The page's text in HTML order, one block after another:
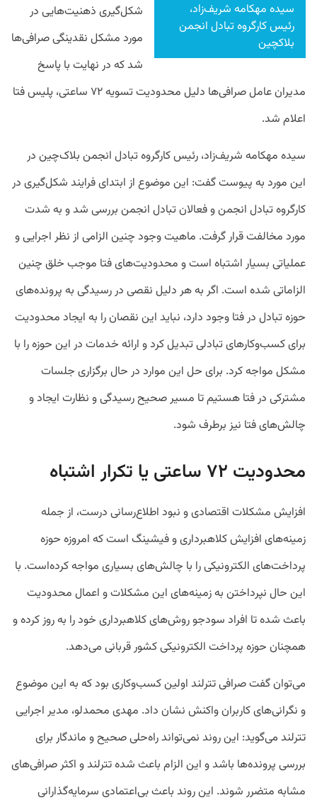
سیده مهکامه شریف‌زاد،
رئیس کارگروه تبادل انجمن
بلاکچین
شکل‌گیری ذهنیت‌هایی در
مورد مشکل نقدینگی صرافی‌ها
شد که در نهایت با پاسخ
مدیران عامل صرافی‌ها دلیل محدودیت تسویه ۷۲ ساعتی، پلیس فتا
اعلام شد.
سیده مهکامه شریف‌زاد، رئیس کارگروه تبادل انجمن بلاک‌چین در
این مورد به پیوست گفت: این موضوع از ابتدای فرایند شکل‌گیری در
کارگروه تبادل انجمن و فعالان تبادل انجمن بررسی شد و به شدت
مورد مخالفت قرار گرفت. ماهیت وجود چنین الزامی از نظر اجرایی و
عملیاتی بسیار اشتباه است و محدودیت‌های فتا موجب خلق چنین
الزاماتی شده است. اگر به هر دلیل نقصی در رسیدگی به پرونده‌های
حوزه تبادل در فتا وجود دارد، نباید این نقصان را به ایجاد محدودیت
برای کسب‌وکارهای تبادلی تبدیل کرد و ارائه خدمات در این حوزه را با
مشکل مواجه کرد. برای حل این موارد در حال برگزاری جلسات
مشترکی در فتا هستیم تا مسیر صحیح رسیدگی و نظارت ایجاد و
چالش‌های فتا نیز برطرف شود.
محدودیت ۷۲ ساعتی یا تکرار اشتباه
افزایش مشکلات اقتصادی و نبود اطلاع‌رسانی درست، از جمله
زمینه‌های افزایش کلاهبرداری و فیشینگ است که امروزه حوزه
پرداخت‌های الکترونیکی را با چالش‌های بسیاری مواجه کرده‌است. با
این حال نپرداختن به زمینه‌های این مشکلات و اعمال محدودیت
باعث شده تا افراد سودجو روش‌های کلاهبرداری خود را به روز کرده و
همچنان حوزه پرداخت الکترونیکی کشور قربانی می‌دهد.
می‌توان گفت صرافی تترلند اولین کسب‌وکاری بود که به این موضوع
و نگرانی‌های کاربران واکنش نشان داد. مهدی محمدلو، مدیر اجرایی
تترلند می‌گوید: این روند نمی‌تواند راه‌حلی صحیح و ماندگار برای
بررسی پرونده‌ها باشد و این الزام باعث شده تترلند و اکثر صرافی‌های
مشابه متضرر شوند. این روند باعث بی‌اعتمادی سرمایه‌گذارانی